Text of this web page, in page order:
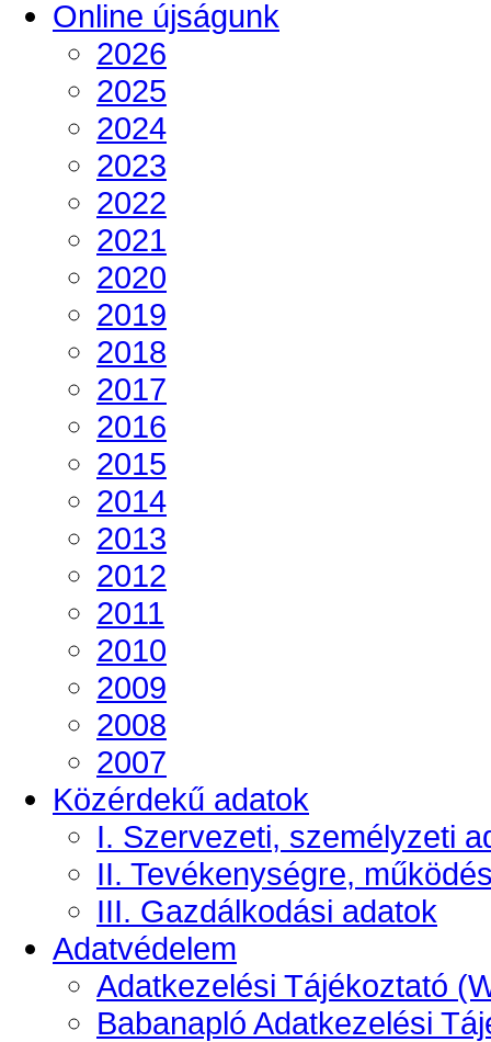
Online újságunk
2026
2025
2024
2023
2022
2021
2020
2019
2018
2017
2016
2015
2014
2013
2012
2011
2010
2009
2008
2007
Közérdekű adatok
I. Szervezeti, személyzeti
II. Tevékenységre,
III. Gazdálkodási adatok
Adatvédelem
Adatkezelési Tájékoztató
Babanapló Adatkezelési